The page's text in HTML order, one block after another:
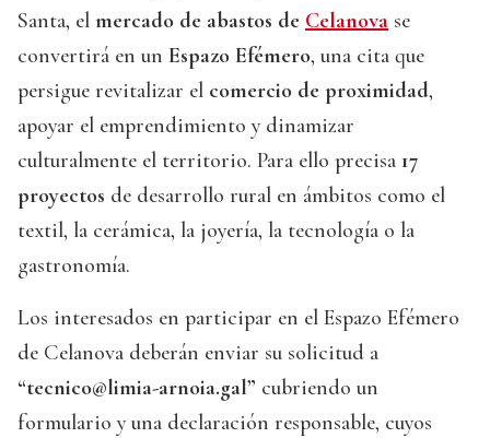
Santa, el mercado de abastos de Celanova se
convertirá en un Espazo Efémero, una cita que
persigue revitalizar el comercio de proximidad,
apoyar el emprendimiento y dinamizar
culturalmente el territorio. Para ello precisa 17
proyectos de desarrollo rural en ámbitos como el
textil, la cerámica, la joyería, la tecnología o la
gastronomía.
Los interesados en participar en el Espazo Efémero
de Celanova deberán enviar su solicitud a
“tecnico@limia-arnoia.gal” cubriendo un
formulario y una declaración responsable, cuyos